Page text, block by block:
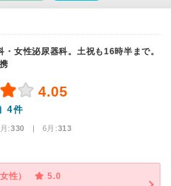
女性泌尿器科。土祝も16時半まで。
4.05
4件
:330 | 6月:313
性）
5.0